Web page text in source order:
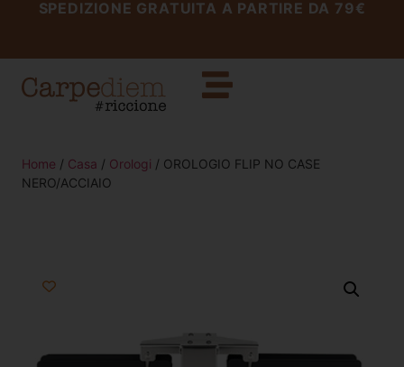
SPEDIZIONE GRATUITA A PARTIRE DA 79€
Home / Casa / Orologi / OROLOGIO FLIP NO CASE
NERO/ACCIAIO